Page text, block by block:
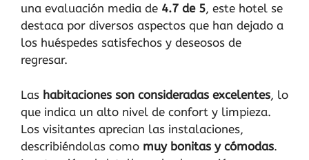
una evaluación media de 4.7 de 5, este hotel se
destaca por diversos aspectos que han dejado a
los huéspedes satisfechos y deseosos de
regresar.
Las habitaciones son consideradas excelentes, lo
que indica un alto nivel de confort y limpieza.
Los visitantes aprecian las instalaciones,
describiéndolas como muy bonitas y cómodas.